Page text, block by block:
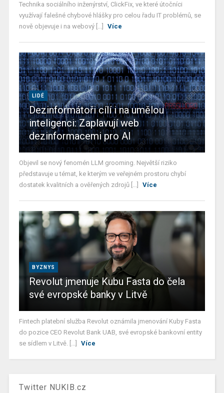
Technika sociálního inženýrství, ClickFix, ve které útočníci
využívají falešné chybové hlášky pro celou řadu IT problémů, se
nově objevuje i na webový [...]
Více
LIDÉ
Dezinformátoři cílí i na umělou
inteligenci: Zaplavují web
dezinformacemi pro AI
Objevil se nový fenomén LLM grooming. Největší riziko
představuje u témat, ke kterým ve veřejném prostoru chybí
dostatek kvalitních a ověřených zdrojů [...]
Více
BYZNYS
Revolut jmenuje Kubu Fasta do čela
své evropské banky v Litvě
Fintech platební služba Revolut oznámila jmenování Kuby Fasta
do pozice CEO Revolut Bank UAB, své evropské bankovní entity
se sídlem v Litvě. [...]
Více
Twitter NUKIB.cz